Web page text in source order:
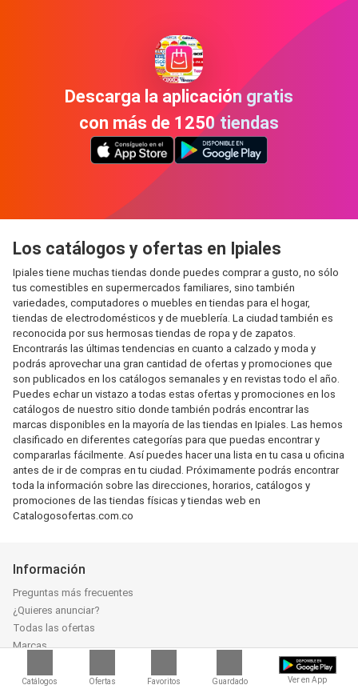
Catálogos Ofertas Favoritos Guardado Ver en App
Descarga la aplicación gratis
con más de 1250 tiendas
Los catálogos y ofertas en Ipiales
Ipiales tiene muchas tiendas donde puedes comprar a gusto, no sólo
tus comestibles en supermercados familiares, sino también
variedades, computadores o muebles en tiendas para el hogar,
tiendas de electrodomésticos y de mueblería. La ciudad también es
reconocida por sus hermosas tiendas de ropa y de zapatos.
Encontrarás las últimas tendencias en cuanto a calzado y moda y
podrás aprovechar una gran cantidad de ofertas y promociones que
son publicados en los catálogos semanales y en revistas todo el año.
Puedes echar un vistazo a todas estas ofertas y promociones en los
catálogos de nuestro sitio donde también podrás encontrar las
marcas disponibles en la mayoría de las tiendas en Ipiales. Las hemos
clasificado en diferentes categorías para que puedas encontrar y
compararlas fácilmente. Así puedes hacer una lista en tu casa u oficina
antes de ir de compras en tu ciudad. Próximamente podrás encontrar
toda la información sobre las direcciones, horarios, catálogos y
promociones de las tiendas físicas y tiendas web en
Catalogosofertas.com.co
Información
Preguntas más frecuentes
¿Quieres anunciar?
Todas las ofertas
Marcas
Acerca de nosotros